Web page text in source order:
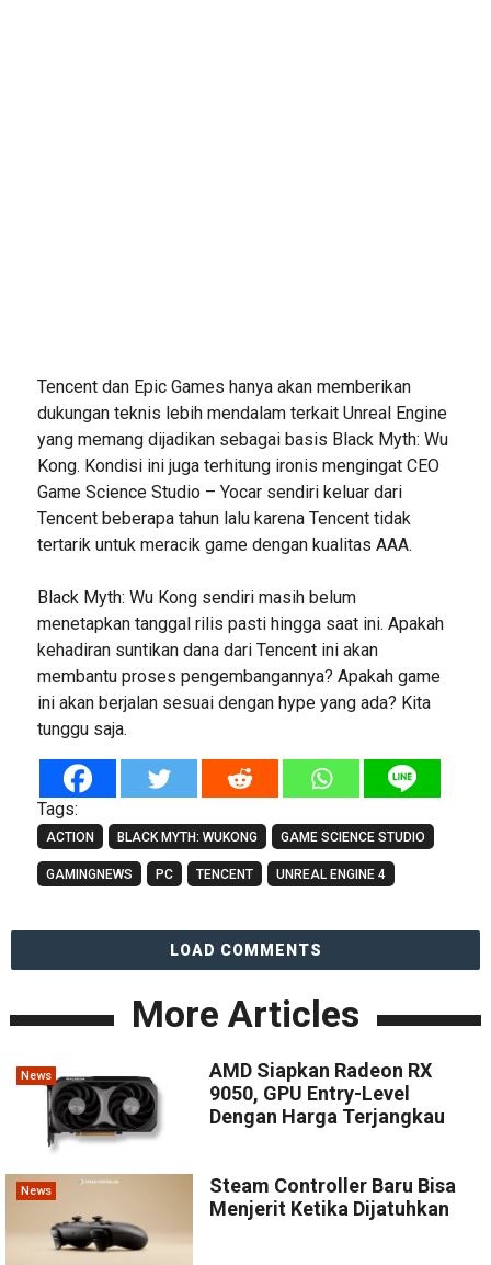
Tencent dan Epic Games hanya akan memberikan
dukungan teknis lebih mendalam terkait Unreal Engine
yang memang dijadikan sebagai basis Black Myth: Wu
Kong. Kondisi ini juga terhitung ironis mengingat CEO
Game Science Studio – Yocar sendiri keluar dari
Tencent beberapa tahun lalu karena Tencent tidak
tertarik untuk meracik game dengan kualitas AAA.
Black Myth: Wu Kong sendiri masih belum
menetapkan tanggal rilis pasti hingga saat ini. Apakah
kehadiran suntikan dana dari Tencent ini akan
membantu proses pengembangannya? Apakah game
ini akan berjalan sesuai dengan hype yang ada? Kita
tunggu saja.
Tags:
ACTION BLACK MYTH: WUKONG GAME SCIENCE STUDIO
GAMINGNEWS PC TENCENT UNREAL ENGINE 4
LOAD COMMENTS
More Articles
News
AMD Siapkan Radeon RX
9050, GPU Entry-Level
Dengan Harga Terjangkau
News
Steam Controller Baru Bisa
Menjerit Ketika Dijatuhkan